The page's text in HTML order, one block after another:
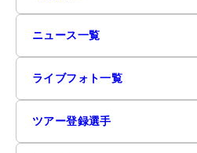
ニュース一覧
ライブフォト一覧
ツアー登録選手